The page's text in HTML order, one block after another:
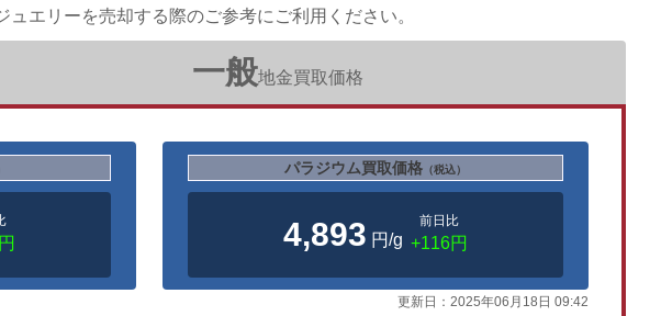
エリーを売却する際のご参考にご利用ください。
一般地金買取価格
パラジウム買取価格 （税込）
4,893 円/g
前日比
+116円
更新日： 2025年06月18日 09:42